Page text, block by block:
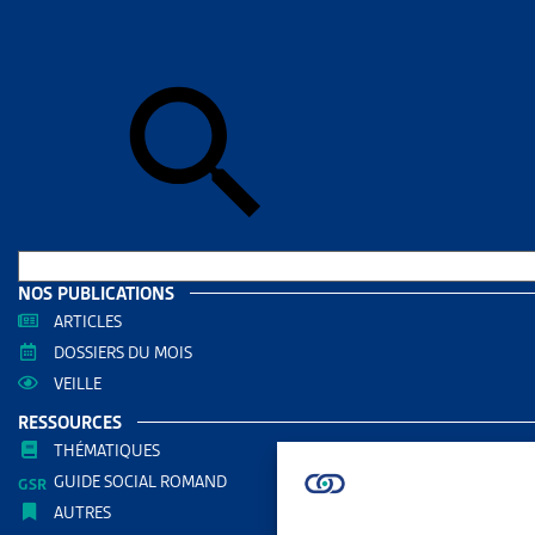
NOS PUBLICATIONS
ARTICLES
DOSSIERS DU MOIS
VEILLE
RESSOURCES
THÉMATIQUES
GUIDE SOCIAL ROMAND
AUTRES
centre
À la suite
fédéral a
PARTAGER